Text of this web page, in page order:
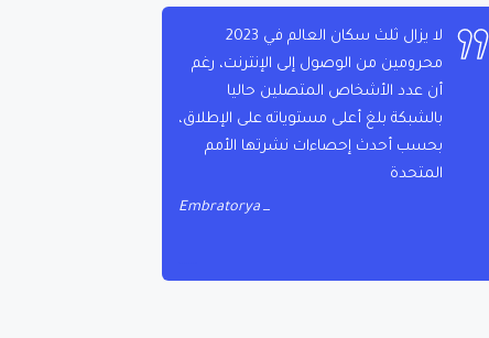
لا يزال ثلث سكان العالم في 2023
محرومين من الوصول إلى الإنترنت، رغم
أن عدد الأشخاص المتصلين حاليا
بالشبكة بلغ أعلى مستوياته على الإطلاق،
بحسب أحدث إحصاءات نشرتها الأمم
المتحدة
Embratorya